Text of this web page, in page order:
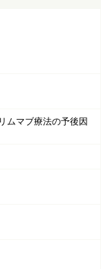
ムマブ療法の予後因